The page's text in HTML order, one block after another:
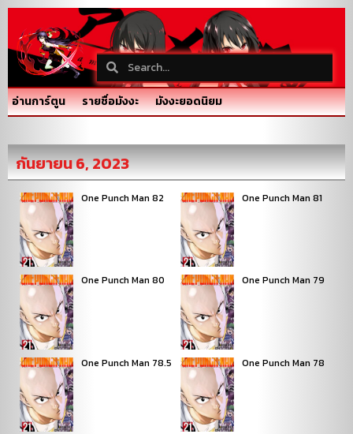
อ่านการ์ตูน รายชื่อมังงะ มังงะยอดนิยม
กันยายน 6, 2023
One Punch Man 82 One Punch Man 81
One Punch Man 80 One Punch Man 79
One Punch Man 78.5 One Punch Man 78